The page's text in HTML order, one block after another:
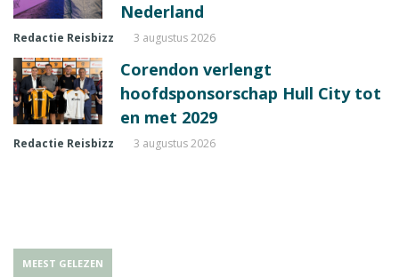
Nederland
Redactie Reisbizz 3 augustus 2026
Corendon verlengt
hoofdsponsorschap Hull City tot
en met 2029
Redactie Reisbizz 3 augustus 2026
MEEST GELEZEN